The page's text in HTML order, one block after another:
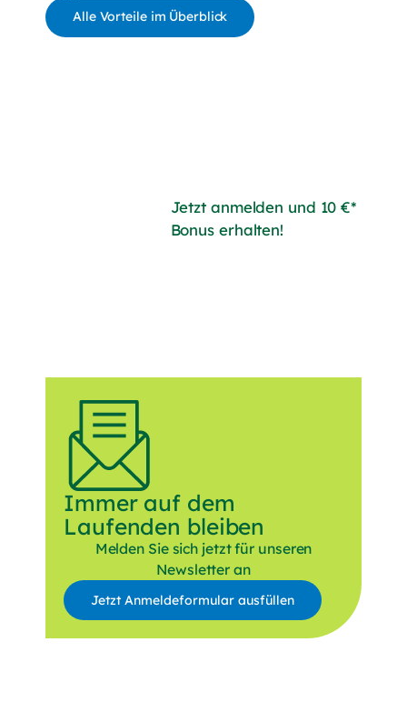
Alle Vorteile im Überblick
Jetzt anmelden und 10 €*
Bonus erhalten!
Immer auf dem
Laufenden bleiben
Melden Sie sich jetzt für unseren
Newsletter an
Jetzt Anmeldeformular ausfüllen
Anrede